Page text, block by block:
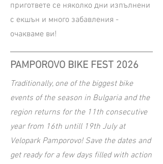
пригответе се няколко дни изпълнени
с екшън и много забавления -
очакваме ви!
PAMPOROVO BIKE FEST 2026
Traditionally, one of the biggest bike
events of the season in Bulgaria and the
region returns for the 11th consecutive
year from 16th untill 19th July at
Velopark Pamporovo! Save the dates and
get ready for a few days filled with action